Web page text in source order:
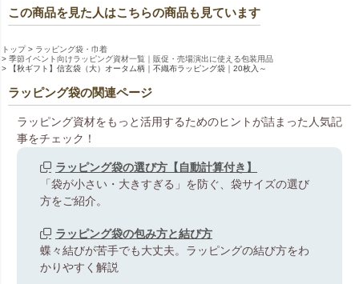
この商品を見た人はこちらの商品も見ています
トップ
ラッピング袋・巾着
季節イベント向けラッピング資材一覧｜販促・売場演出に使える包装用品
【秋ギフト】信玄袋（大）オータム柄｜不織布ラッピング袋｜20枚入～
ラッピング袋の関連ページ
ラッピング資材をもっと活用するためのヒントが詰まった人気記
事をチェック！
ラッピング袋の選び方【自動計算付き】
「袋が小さい・大きすぎる」を防ぐ、袋サイズの選び
方をご紹介。
ラッピング袋の包み方と結び方
蝶々結びが苦手でも大丈夫。ラッピングの結び方をわ
かりやすく解説